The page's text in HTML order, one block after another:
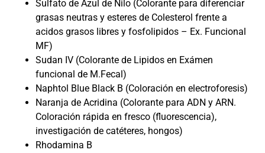
Sulfato de Azul de Nilo (Colorante para diferenciar
grasas neutras y esteres de Colesterol frente a
acidos grasos libres y fosfolipidos – Ex. Funcional
MF)
Sudan IV (Colorante de Lipidos en Exámen
funcional de M.Fecal)
Naphtol Blue Black B (Coloración en electroforesis)
Naranja de Acridina (Colorante para ADN y ARN.
Coloración rápida en fresco (fluorescencia),
investigación de catéteres, hongos)
Rhodamina B